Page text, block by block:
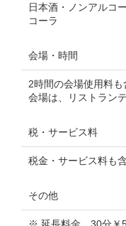
日本酒・ノンアルコ
コーラ
会場・時間
2時間の会場使用料も
会場は、リストラン
税・サービス料
税金・サービス料も
その他